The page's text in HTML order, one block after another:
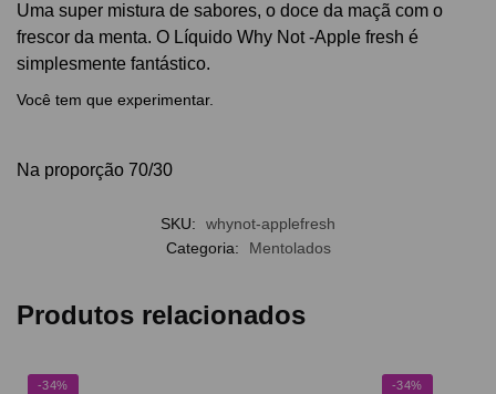
Uma super mistura de sabores, o doce da maçã com o
frescor da menta. O Líquido Why Not -Apple fresh é
simplesmente fantástico.
Você tem que experimentar.
Na proporção 70/30
SKU:
whynot-applefresh
Categoria:
Mentolados
Produtos relacionados
-34% -34%